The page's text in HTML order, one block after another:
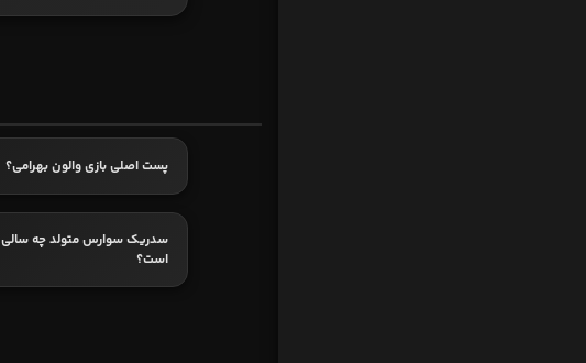
پست اصلی بازی والون بهرامی؟
سدریک سوارس متولد چه سالی
است؟